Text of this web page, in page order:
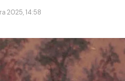
2025, 14:58